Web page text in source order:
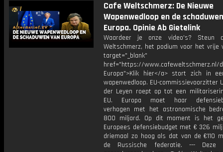
Cafe Weltschmerz: De Nieuwe
Wapenwedloop en de
Europa. Opinie Ab Gietelink
Waardeer je onze video's? Steun
Weltschmerz, het podium voor het vrije
target="_blank"
href="https://www.cafeweltschmerz.nl/
Europa">Klik hier</a> stort zich in
wapenwedloop. EU-commissievoorzitter
der Leyen roept op tot een
EU. Europa moet haar
verhogen met het astronomische
800 miljard. Op dit moment is het
Europees defensiebudget met € 326
driemaal zo hoog als dat van de €110
de Russische federatie. --- Deze